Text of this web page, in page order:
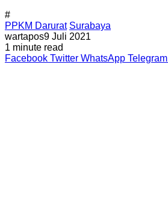
#
PPKM Darurat Surabaya
wartapos9 Juli 2021
1 minute read
Facebook Twitter WhatsApp Telegram